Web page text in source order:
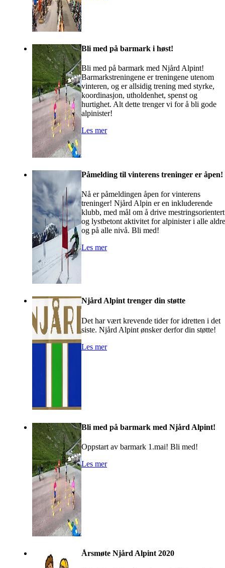
Bli med på barmark i høst!
Bli med på barmark med Njård Alpint!
Barmarkstreningene er treningene utenom
vinteren, og er allsidig trening med styrke,
koordinasjon, utholdenhet, spenst og
hurtighet. Alt dette trenger vi for å bli gode
alpinister!
Les mer
Påmelding til vinterens treninger er åpen!
Nå er påmeldingen åpen for vinterens
treninger! Njård Alpin er en inkluderende
klubb, med mål om å drive mestringsorientert
og lystbetont aktivitet for alpinister i alle aldre
og på alle nivå. Bli med!
Les mer
Njård Alpint trenger din støtte
Det har vært krevende tider for idretten i det
siste. Njård Alpint ønsker derfor din støtte!
Les mer
Bli med på barmark med Njård Alpint!
Oppstart av barmark 1.mai! Bli med!
Les mer
Årsmøte Njård Alpint 2020